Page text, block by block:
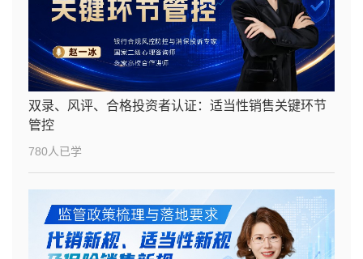
双录、风评、合格投资者认证：适当性销售关键环节
管控
780人已学